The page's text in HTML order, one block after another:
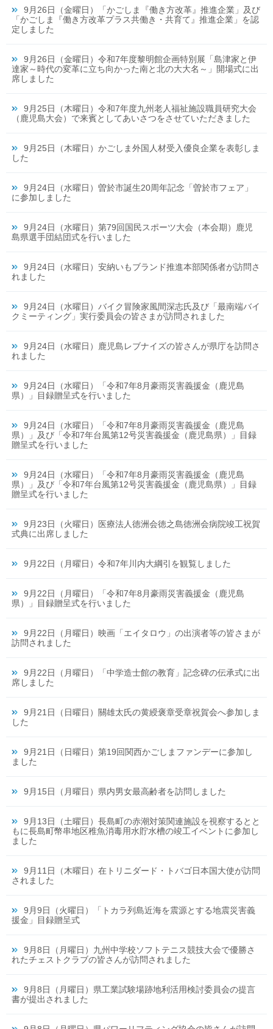
9月26日（金曜日）「かごしま『働き方改革』推進企業」及び
「かごしま『働き方改革プラス共働き・共育て』推進企業」を認
定しました
9月26日（金曜日）令和7年度黎明館企画特別展「島津家と伊
達家～時代の変革に立ち向かった南と北の大大名～」開場式に出
席しました
9月25日（木曜日）令和7年度九州老人福祉施設職員研究大会
（鹿児島大会）で来賓としてあいさつをさせていただきました
9月25日（木曜日）かごしま外国人材受入優良企業を表彰しま
した
9月24日（水曜日）曽於市誕生20周年記念「曽於市フェア」
に参加しました
9月24日（水曜日）第79回国民スポーツ大会（本会期）鹿児
島県選手団結団式を行いました
9月24日（水曜日）安納いもブランド推進本部関係者が訪問さ
れました
9月24日（水曜日）バイク冒険家風間深志氏及び「最南端バイ
クミーティング」実行委員会の皆さまが訪問されました
9月24日（水曜日）鹿児島レブナイズの皆さんが県庁を訪問さ
れました
9月24日（水曜日）「令和7年8月豪雨災害義援金（鹿児島
県）」目録贈呈式を行いました
9月24日（水曜日）「令和7年8月豪雨災害義援金（鹿児島
県）」及び「令和7年台風第12号災害義援金（鹿児島県）」目録
贈呈式を行いました
9月24日（水曜日）「令和7年8月豪雨災害義援金（鹿児島
県）」及び「令和7年台風第12号災害義援金（鹿児島県）」目録
贈呈式を行いました
9月23日（火曜日）医療法人徳洲会徳之島徳洲会病院竣工祝賀
式典に出席しました
9月22日（月曜日）令和7年川内大綱引を観覧しました
9月22日（月曜日）「令和7年8月豪雨災害義援金（鹿児島
県）」目録贈呈式を行いました
9月22日（月曜日）映画「エイタロウ」の出演者等の皆さまが
訪問されました
9月22日（月曜日）「中学造士館の教育」記念碑の伝承式に出
席しました
9月21日（日曜日）關雄太氏の黄綬褒章受章祝賀会へ参加しま
した
9月21日（日曜日）第19回関西かごしまファンデーに参加し
ました
9月15日（月曜日）県内男女最高齢者を訪問しました
9月13日（土曜日）長島町の赤潮対策関連施設を視察するとと
もに長島町幣串地区稚魚消毒用水貯水槽の竣工イベントに参加し
ました
9月11日（木曜日）在トリニダード・トバゴ日本国大使が訪問
されました
9月9日（火曜日）「トカラ列島近海を震源とする地震災害義
援金」目録贈呈式
9月8日（月曜日）九州中学校ソフトテニス競技大会で優勝さ
れたチェストクラブの皆さんが訪問されました
9月8日（月曜日）県工業試験場跡地利活用検討委員会の提言
書が提出されました